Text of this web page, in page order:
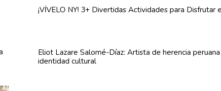
¡VÍVELO NY! 3+ Divertidas Actividadespara Disfrutar
Eliot Lazare Salomé-Díaz: Artista de herencia
identidad cultural